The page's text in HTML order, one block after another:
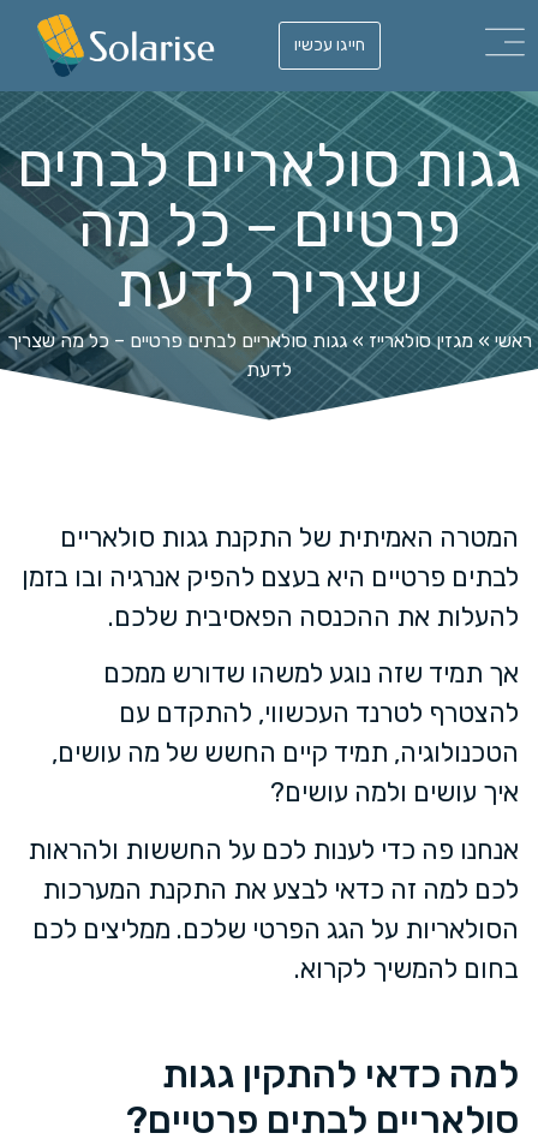
חייגו עכשיו
גגות סולאריים לבתים
פרטיים – כל מה
שצריך לדעת
ראשי»מגזין סולארייז»גגות סולאריים לבתים פרטיים – כל מה שצריך
לדעת
המטרה האמיתית של התקנת גגות סולאריים
לבתים פרטיים היא בעצם להפיק אנרגיה ובו בזמן
להעלות את ההכנסה הפאסיבית שלכם.
אך תמיד שזה נוגע למשהו שדורש ממכם
להצטרף לטרנד העכשווי, להתקדם עם
הטכנולוגיה, תמיד קיים החשש של מה עושים,
איך עושים ולמה עושים?
אנחנו פה כדי לענות לכם על החששות ולהראות
לכם למה זה כדאי לבצע את התקנת המערכות
הסולאריות על הגג הפרטי שלכם. ממליצים לכם
בחום להמשיך לקרוא.
למה כדאי להתקין גגות
סולאריים לבתים פרטיים?